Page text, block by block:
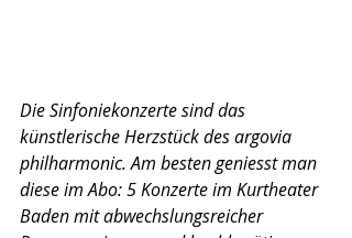
Die Sinfoniekonzerte sind das
künstlerische Herzstück des argovia
philharmonic. Am besten geniesst man
diese im Abo: 5 Konzerte im Kurtheater
Baden mit abwechslungsreicher